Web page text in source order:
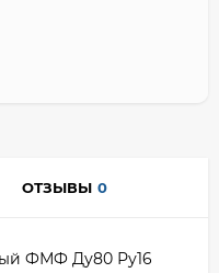
ОТЗЫВЫ 0
ФМФ Ду80 Ру16